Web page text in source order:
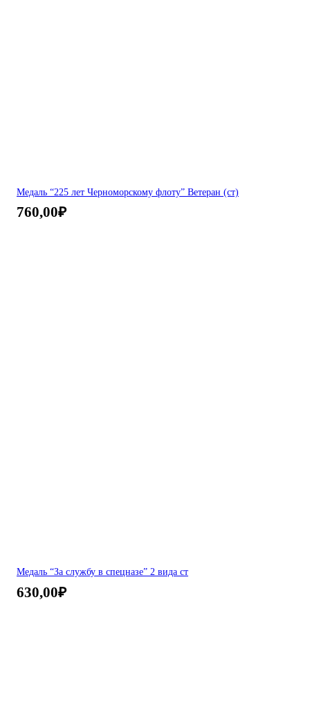
Медаль “225 лет Черноморскому флоту” Ветеран (ст)
760,00₽
Медаль “За службу в спецназе” 2 вида ст
630,00₽